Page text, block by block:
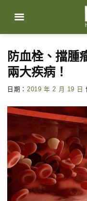
content
防血栓、擋腫
兩大疾病！
日期： 2019 年 2 月 19 日